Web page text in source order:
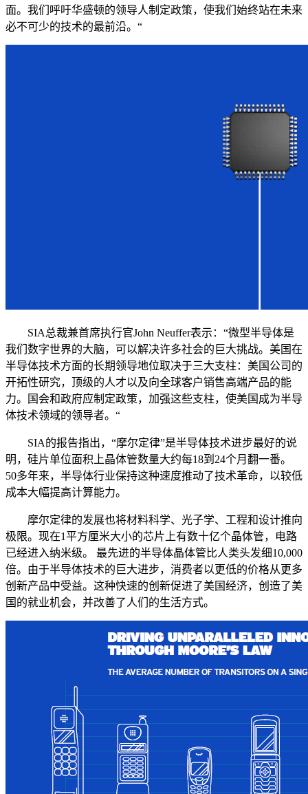
面。我们呼吁华盛顿的领导人制定政策，使我们始终站在未来
必不可少的技术的最前沿。“
SIA总裁兼首席执行官John Neuffer表示：“微型半导体是
我们数字世界的大脑，可以解决许多社会的巨大挑战。美国在
半导体技术方面的长期领导地位取决于三大支柱：美国公司的
开拓性研究，顶级的人才以及向全球客户销售高端产品的能
力。国会和政府应制定政策，加强这些支柱，使美国成为半导
体技术领域的领导者。“
SIA的报告指出，“摩尔定律”是半导体技术进步最好的说
明，硅片单位面积上晶体管数量大约每18到24个月翻一番。
50多年来，半导体行业保持这种速度推动了技术革命，以较低
成本大幅提高计算能力。
摩尔定律的发展也将材料科学、光子学、工程和设计推向
极限。现在1平方厘米大小的芯片上有数十亿个晶体管，电路
已经进入纳米级。 最先进的半导体晶体管比人类头发细10,000
倍。由于半导体技术的巨大进步，消费者以更低的价格从更多
创新产品中受益。这种快速的创新促进了美国经济，创造了美
国的就业机会，并改善了人们的生活方式。